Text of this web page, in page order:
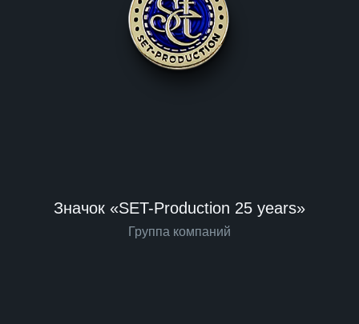
Значок «SET-Production 25 years»
Группа компаний